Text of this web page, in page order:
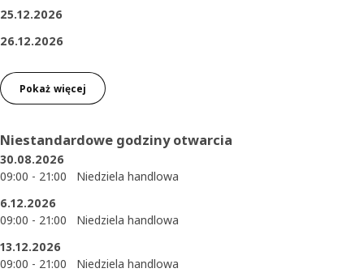
25.12.2026
26.12.2026
Pokaż więcej
Niestandardowe godziny otwarcia
30.08.2026
09:00 - 21:00
Niedziela handlowa
6.12.2026
09:00 - 21:00
Niedziela handlowa
13.12.2026
09:00 - 21:00
Niedziela handlowa